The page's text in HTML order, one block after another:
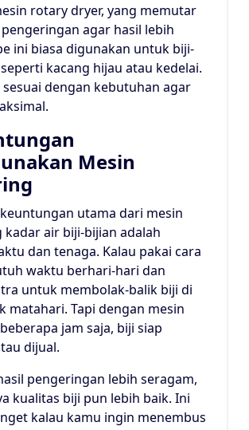
rotary dryer, yang memutar
agar hasil lebih
ini biasa digunakan untuk biji-
kacang hijau atau kedelai.
sesuai dengan kebutuhan agar
Mesin
utama dari mesin
kadar air biji-bijian adalah
dan tenaga. Kalau pakai cara
waktu berhari-hari dan
untuk membolak-balik biji di
matahari. Tapi dengan mesin
jam saja, biji siap
dijual.
pengeringan lebih seragam,
kualitas biji pun lebih baik. Ini
kalau kamu ingin menembus